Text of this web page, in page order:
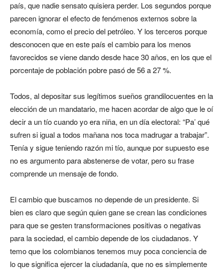
país, que nadie sensato quisiera perder. Los segundos porque
parecen ignorar el efecto de fenómenos externos sobre la
economía, como el precio del petróleo. Y los terceros porque
desconocen que en este país el cambio para los menos
favorecidos se viene dando desde hace 30 años, en los que el
porcentaje de población pobre pasó de 56 a 27 %.
Todos, al depositar sus legítimos sueños grandilocuentes en la
elección de un mandatario, me hacen acordar de algo que le oí
decir a un tío cuando yo era niña, en un día electoral: “Pa’ qué
sufren si igual a todos mañana nos toca madrugar a trabajar”.
Tenía y sigue teniendo razón mi tío, aunque por supuesto ese
no es argumento para abstenerse de votar, pero su frase
comprende un mensaje de fondo.
El cambio que buscamos no depende de un presidente. Si
bien es claro que según quien gane se crean las condiciones
para que se gesten transformaciones positivas o negativas
para la sociedad, el cambio depende de los ciudadanos. Y
temo que los colombianos tenemos muy poca conciencia de
lo que significa ejercer la ciudadanía, que no es simplemente